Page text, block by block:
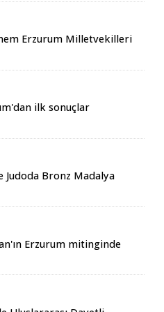
Erzurum Milletvekilleri
ilk sonuçlar
Judoda Bronz Madalya
Erzurum mitinginde